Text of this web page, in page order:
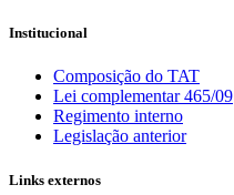
Institucional
Composição do TAT
Lei complementar 465/09
Regimento interno
Legislação anterior
Links externos